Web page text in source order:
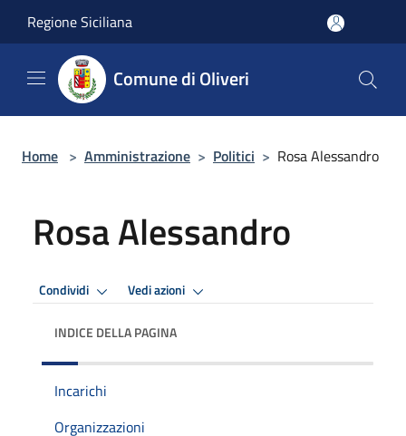
Regione Siciliana
Comune di Oliveri
Home > Amministrazione > Politici > Rosa Alessandro
Rosa Alessandro
Condividi Vedi azioni
INDICE DELLA PAGINA
Incarichi
Organizzazioni